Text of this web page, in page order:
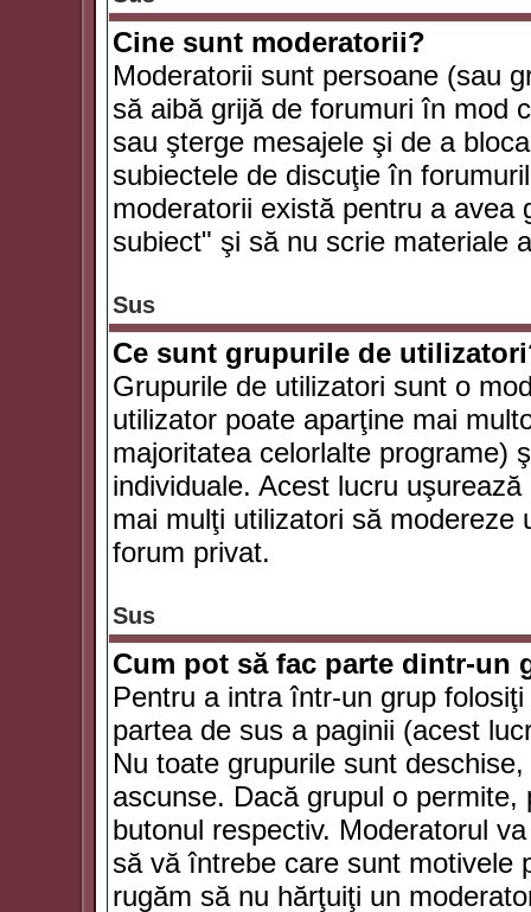
Cine sunt moderatorii?
Moderatorii sunt persoane (sau
să aibă grijă de forumuri în mod
sau şterge mesajele şi de a
subiectele de discuţie în
moderatorii există pentru a avea
subiect" şi să nu scrie materiale
Sus
Ce sunt grupurile de
Grupurile de utilizatori sunt o
utilizator poate aparţine mai
majoritatea celorlalte programe)
individuale. Acest lucru
mai mulţi utilizatori să
forum privat.
Sus
Cum pot să fac parte dintr-un
Pentru a intra într-un grup
partea de sus a paginii (acest
Nu toate grupurile sunt
ascunse. Dacă grupul o
butonul respectiv. Moderatorul
să vă întrebe care sunt motivele
rugăm să nu hărţuiţi un